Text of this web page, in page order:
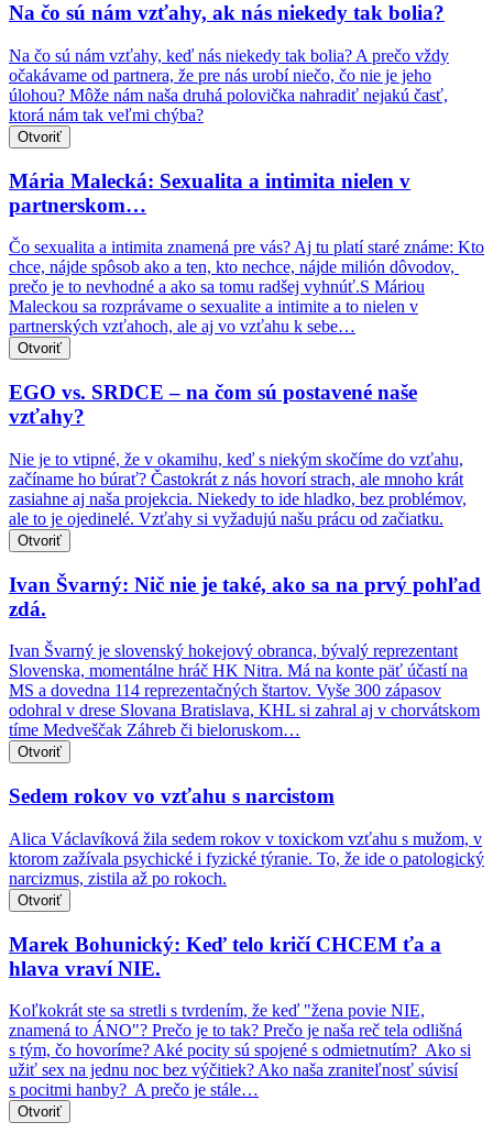
Na čo sú nám vzťahy, ak nás niekedy tak bolia?
Na čo sú nám vzťahy, keď nás niekedy tak bolia? A prečo vždy
očakávame od partnera, že pre nás urobí niečo, čo nie je jeho
úlohou? Môže nám naša druhá polovička nahradiť nejakú časť,
ktorá nám tak veľmi chýba?
Otvoriť
Mária Malecká: Sexualita a intimita nielen v
partnerskom…
Čo sexualita a intimita znamená pre vás? Aj tu platí staré známe: Kto
chce, nájde spôsob ako a ten, kto nechce, nájde milión dôvodov,
prečo je to nevhodné a ako sa tomu radšej vyhnúť.S Máriou
Maleckou sa rozprávame o sexualite a intimite a to nielen v
partnerských vzťahoch, ale aj vo vzťahu k sebe…
Otvoriť
EGO vs. SRDCE – na čom sú postavené naše
vzťahy?
Nie je to vtipné, že v okamihu, keď s niekým skočíme do vzťahu,
začíname ho búrať? Častokrát z nás hovorí strach, ale mnoho krát
zasiahne aj naša projekcia. Niekedy to ide hladko, bez problémov,
ale to je ojedinelé. Vzťahy si vyžadujú našu prácu od začiatku.
Otvoriť
Ivan Švarný: Nič nie je také, ako sa na prvý pohľad
zdá.
Ivan Švarný je slovenský hokejový obranca, bývalý reprezentant
Slovenska, momentálne hráč HK Nitra. Má na konte päť účastí na
MS a dovedna 114 reprezentačných štartov. Vyše 300 zápasov
odohral v drese Slovana Bratislava, KHL si zahral aj v chorvátskom
tíme Medveščak Záhreb či bieloruskom…
Otvoriť
Sedem rokov vo vzťahu s narcistom
Alica Václavíková žila sedem rokov v toxickom vzťahu s mužom, v
ktorom zažívala psychické i fyzické týranie. To, že ide o patologický
narcizmus, zistila až po rokoch.
Otvoriť
Marek Bohunický: Keď telo kričí CHCEM ťa a
hlava vraví NIE.
Koľkokrát ste sa stretli s tvrdením, že keď "žena povie NIE,
znamená to ÁNO"? Prečo je to tak? Prečo je naša reč tela odlišná
s tým, čo hovoríme? Aké pocity sú spojené s odmietnutím? Ako si
užiť sex na jednu noc bez výčitiek? Ako naša zraniteľnosť súvisí
s pocitmi hanby? A prečo je stále…
Otvoriť